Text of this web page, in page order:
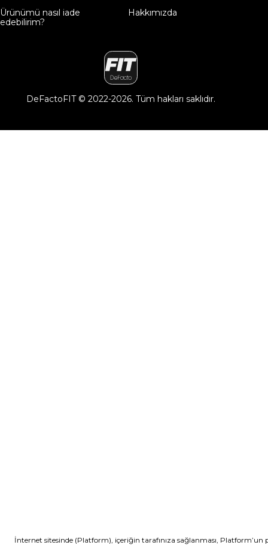
Ürünümü nasıl iade
edebilirim?
Hakkımızda
DeFactoFIT ©️ 2022-2026. Tüm hakları saklıdır.